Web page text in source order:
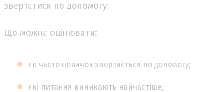
звертатися по допомогу.
Що можна оцінювати:
як часто новачок звертається по допомогу;
які питання виникають найчастіше;